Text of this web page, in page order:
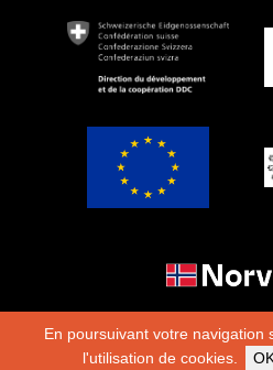
En poursuivant votre navigation
l'utilisation de cookies.